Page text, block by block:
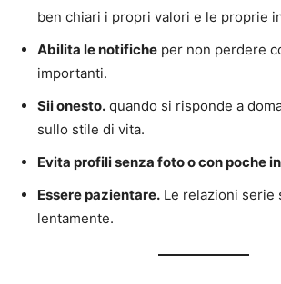
ben chiari i propri valori e le proprie
Abilita le notifiche per non perdere
importanti.
Sii onesto. quando si risponde a
sullo stile di vita.
Evita profili senza foto o con poche
Essere pazientare. Le relazioni serie
lentamente.